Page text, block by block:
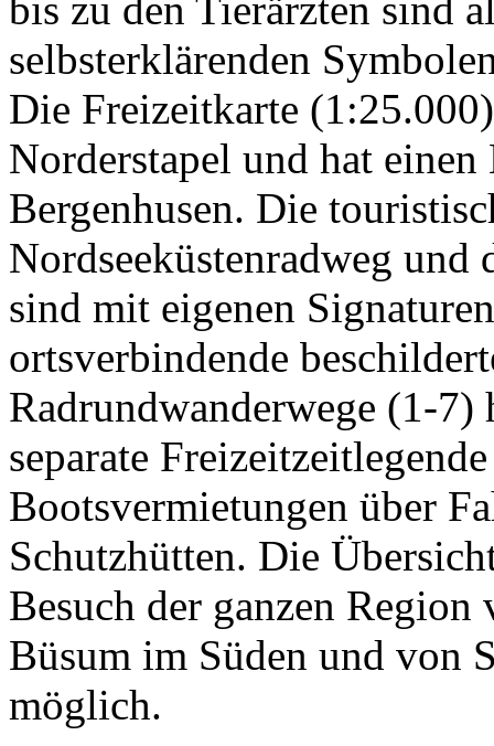
selbsterklärenden
Die Freizeitkarte
Norderstapel und hat
Bergenhusen. Die
Nordseeküstenradweg und
sind mit eigenen
ortsverbindende
Radrundwanderwege (1-7)
separate
Bootsvermietungen über
Schutzhütten. Die
Besuch der ganzen
Büsum im Süden und von
möglich.